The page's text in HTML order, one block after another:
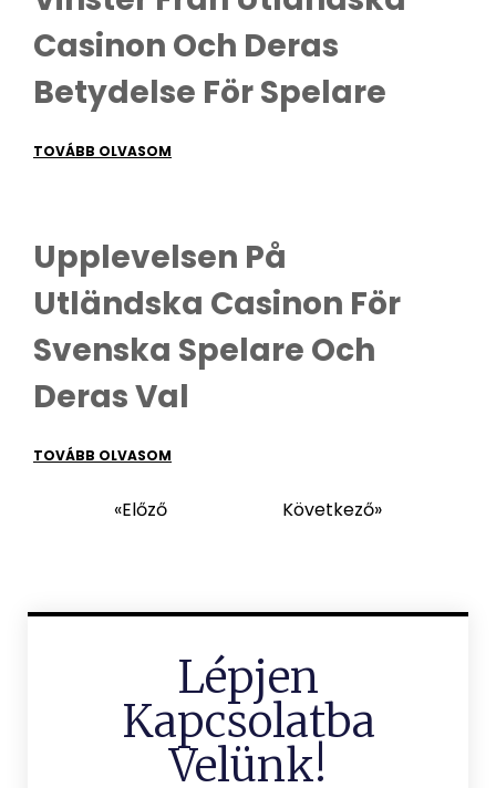
Casinon Och Deras
Betydelse För Spelare
TOVÁBB OLVASOM
Upplevelsen På
Utländska Casinon För
Svenska Spelare Och
Deras Val
TOVÁBB OLVASOM
«Előző Következő»
Lépjen
Kapcsolatba
Velünk!